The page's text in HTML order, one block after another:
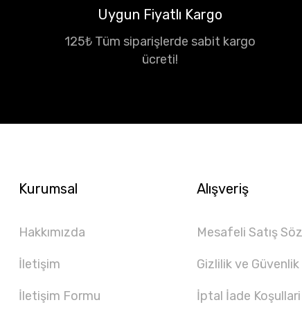
Uygun Fiyatlı Kargo
125₺ Tüm siparişlerde sabit kargo
ücreti!
Kurumsal
Hakkımızda
İletişim
İletişim Formu
Alışveriş
Mesafeli Satış
Gizlilik ve Güvenlik
İptal İade Koşullari